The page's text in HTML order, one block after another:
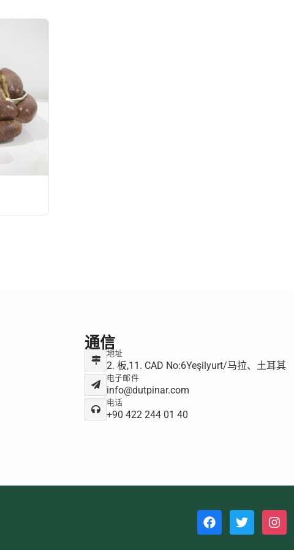
通信
地址
2. 板,11. CAD No:6Yeşilyurt/马拉、土耳其
电子邮件
info@dutpinar.com
电话
+90 422 244 01 40